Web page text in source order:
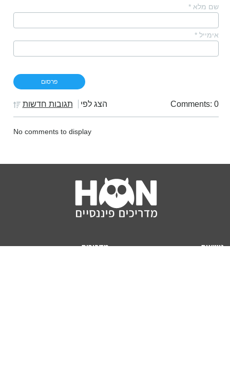
שם מלא *
אימייל *
Comments: 0 הצג לפי תגובות חדשות
No comments to display
נושאים
מדריכים